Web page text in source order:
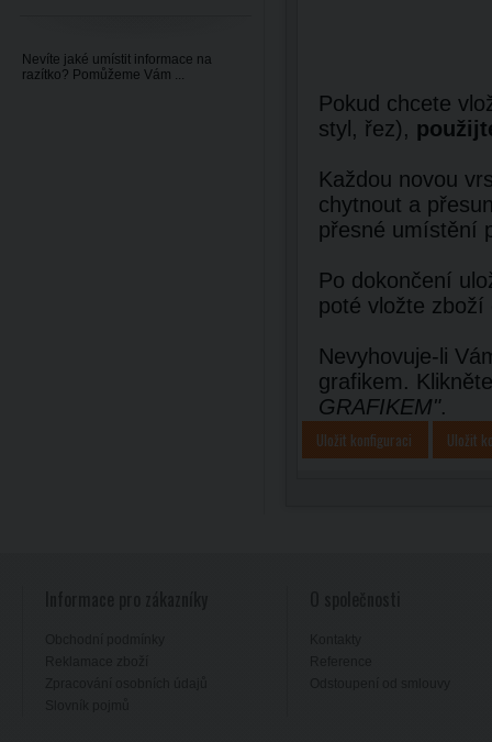
Pokud chcete
styl, řez),
Každou novou
chytnout a
přesné umístění
Po dokončení
poté vložte zboží
Nevyhovuje-li
grafikem.
GRAFIKEM".
Uložit konfiguraci Uložit
Nevíte jaké umístit informace na
razítko? Pomůžeme Vám ...